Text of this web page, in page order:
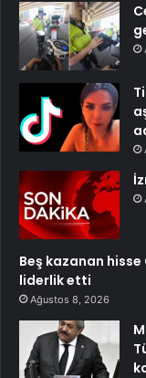
Beş kazanan
liderlik etti
Ağustos 8, 2026